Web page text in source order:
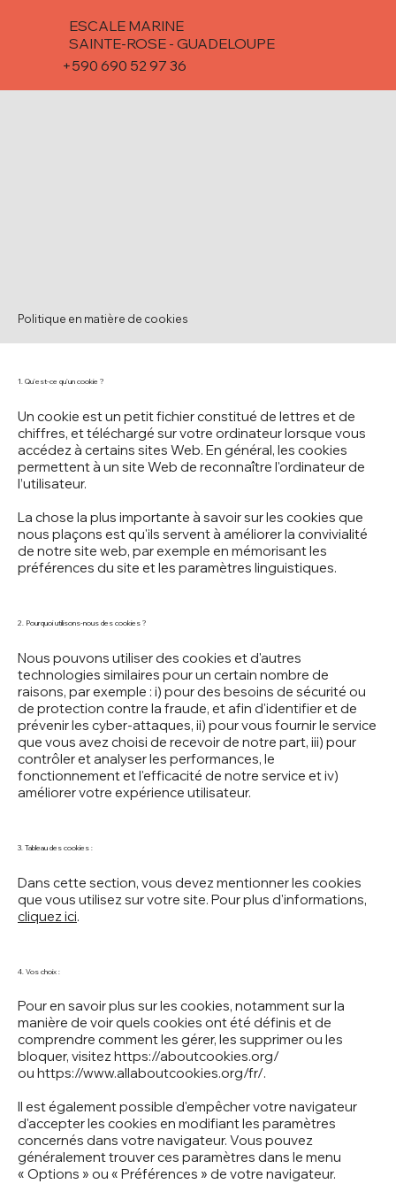
ESCALE MARINE
SAINTE-ROSE - GUADELOUPE
+590 690 52 97 36
Politique en matière de cookies
1. Qu'est-ce qu'un cookie ?
Un cookie est un petit fichier constitué de lettres et de
chiffres, et téléchargé sur votre ordinateur lorsque vous
accédez à certains sites Web. En général, les cookies
permettent à un site Web de reconnaître l'ordinateur de
l’utilisateur.
La chose la plus importante à savoir sur les cookies que
nous plaçons est qu'ils servent à améliorer la convivialité
de notre site web, par exemple en mémorisant les
préférences du site et les paramètres linguistiques.
2. Pourquoi utilisons-nous des cookies ?
Nous pouvons utiliser des cookies et d'autres
technologies similaires pour un certain nombre de
raisons, par exemple : i) pour des besoins de sécurité ou
de protection contre la fraude, et afin d'identifier et de
prévenir les cyber-attaques, ii) pour vous fournir le service
que vous avez choisi de recevoir de notre part, iii) pour
contrôler et analyser les performances, le
fonctionnement et l'efficacité de notre service et iv)
améliorer votre expérience utilisateur.
3. Tableau des cookies :
Dans cette section, vous devez mentionner les cookies
que vous utilisez sur votre site. Pour plus d'informations,
cliquez ici.
4. Vos choix :
Pour en savoir plus sur les cookies, notamment sur la
manière de voir quels cookies ont été définis et de
comprendre comment les gérer, les supprimer ou les
bloquer, visitezhttps://aboutcookies.org/
ou https://www.allaboutcookies.org/fr/.
Il est également possible d'empêcher votre navigateur
d'accepter les cookies en modifiant les paramètres
concernés dans votre navigateur. Vous pouvez
généralement trouver ces paramètres dans le menu
« Options » ou « Préférences » de votre navigateur.